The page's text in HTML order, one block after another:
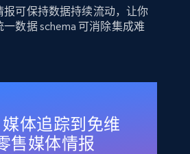
报可保持数据持续流动，让你
数据 schema 可消除集成难
媒体追踪到免维
售媒体情报